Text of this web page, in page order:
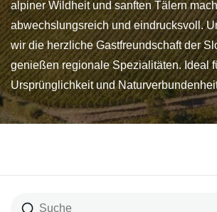
alpiner Wildheit und sanften Tälern
abwechslungsreich und eindrucksvoll.
wir die herzliche Gastfreundschaft der
genießen regionale Spezialitäten. Ideal
Ursprünglichkeit und